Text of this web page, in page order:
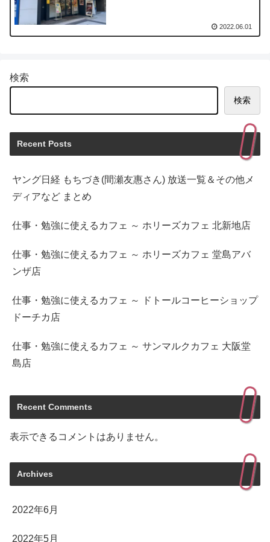
2022.06.01
検索
検索
Recent Posts
ヤング日経 もちづき(間瀬友惠さん) 放送一覧＆その他メ
ディアなど まとめ
仕事・勉強に使えるカフェ ～ ホリーズカフェ 北新地店
仕事・勉強に使えるカフェ ～ ホリーズカフェ 堂島アバ
ンザ店
仕事・勉強に使えるカフェ ～ ドトールコーヒーショップ
ドーチカ店
仕事・勉強に使えるカフェ ～ サンマルクカフェ 大阪堂
島店
Recent Comments
表示できるコメントはありません。
Archives
2022年6月
2022年5月